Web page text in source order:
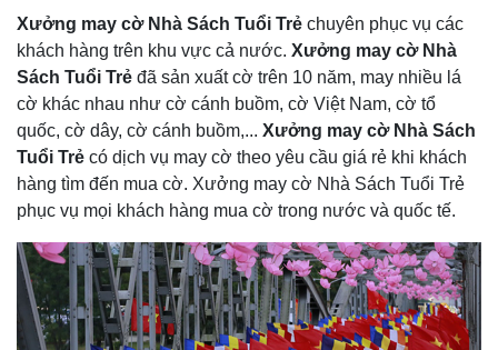
Xưởng may cờ Nhà Sách Tuổi Trẻ chuyên phục vụ các
khách hàng trên khu vực cả nước. Xưởng may cờ Nhà
Sách Tuổi Trẻ đã sản xuất cờ trên 10 năm, may nhiều lá
cờ khác nhau như cờ cánh buồm, cờ Việt Nam, cờ tổ
quốc, cờ dây, cờ cánh buồm,... Xưởng may cờ Nhà Sách
Tuổi Trẻ có dịch vụ may cờ theo yêu cầu giá rẻ khi khách
hàng tìm đến mua cờ. Xưởng may cờ Nhà Sách Tuổi Trẻ
phục vụ mọi khách hàng mua cờ trong nước và quốc tế.